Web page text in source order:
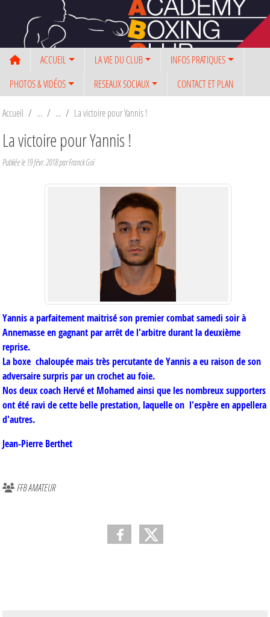
ACCUEIL LA VIE DU CLUB
INFOS PRATIQUES
PHOTOS & VIDÉOS
RESEAUX SOCIAUX CONTACT ET PLAN
Accueil La victoire pour Yannis !
La victoire pour Yannis !
Publiée le 19 févr. 2018par Franck Goï
Yannis a parfaitement maitrisé son premier combat samedi soir à
Annemasse en gagnant par arrêt de l'arbitre durant la deuxième
reprise.
La boxe chaloupée mais très percutante de Yannis a eu raison de son
adversaire surpris par un crochet au foie.
Nos deux coach Hervé et Mohamed ainsi que les nombreux supporters
ont été ravi de cette belle prestation, laquelle on l'espère en appellera
d'autres.
Jean-Pierre Berthet
FFB AMATEUR
Panneau de gestion des cookies